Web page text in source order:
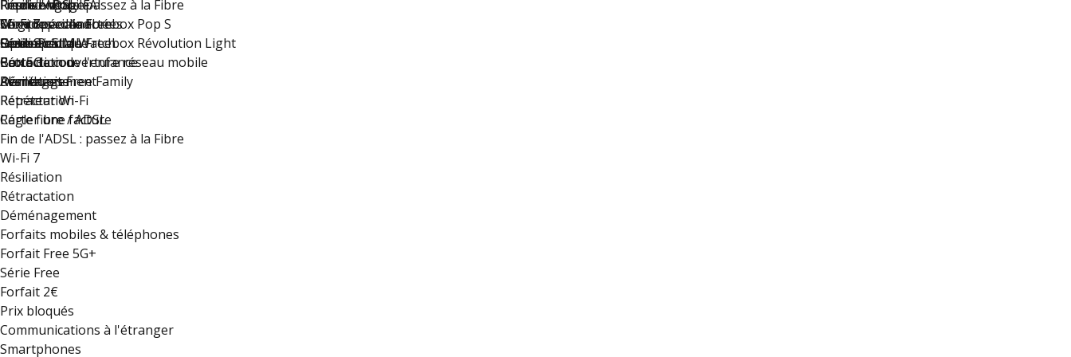
Fin de l'ADSL : passez à la Fibre
Wi-Fi 7
Résiliation
Rétractation
Déménagement
Reprise mobile
Montres connectées
Option eSIM Watch
Carte de couverture réseau mobile
Résiliation
Rétractation
Régler une facture
Résiliez votre FAI
Compte accès libre
Guide Pratique
Protection de l'enfance
Plan du site
Free s'engage
Le groupe Iliad
Free recrute !
Freebox Pop
Série Spéciale Freebox Pop S
Série Spéciale Freebox Révolution Light
Box 5G
Avantages Free Family
Répéteur Wi-Fi
Carte fibre / ADSL
Fin de l'ADSL : passez à la Fibre
Wi-Fi 7
Résiliation
Rétractation
Déménagement
Forfaits mobiles & téléphones
Forfait Free 5G+
Série Free
Forfait 2€
Prix bloqués
Communications à l'étranger
Smartphones